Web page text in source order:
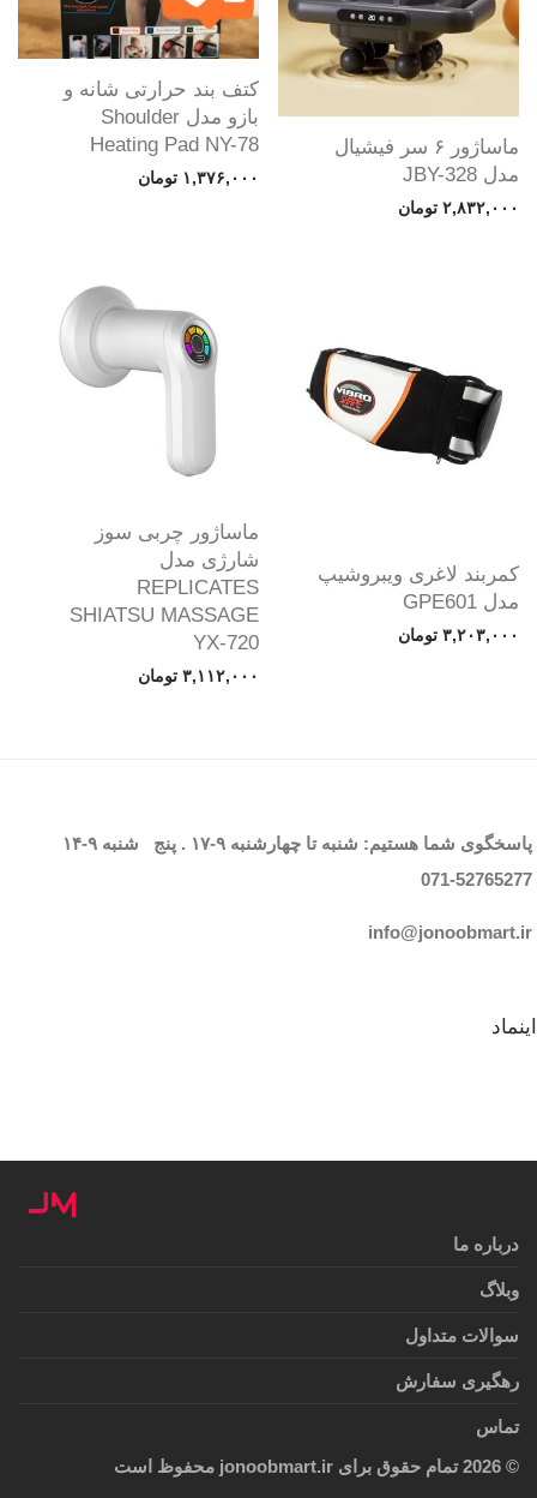
ماساژور ۶ سر فیشیال
مدل JBY-328
۲,۸۳۲,۰۰۰ تومان
کتف بند حرارتی شانه و
بازو مدل Shoulder
Heating Pad NY-78
۱,۳۷۶,۰۰۰ تومان
کمربند لاغری ویبروشیپ
مدل GPE601
۳,۲۰۳,۰۰۰ تومان
ماساژور چربی سوز
شارژی مدل
REPLICATES
SHIATSU MASSAGE
YX-720
۳,۱۱۲,۰۰۰ تومان
پاسخگوی شما هستیم: شنبه تا چهارشنبه ۹-۱۷ . پنج شنبه ۹-۱۴
071-52765277
info@jonoobmart.ir
اینماد
درباره ما
وبلاگ
سوالات متداول
رهگیری سفارش
تماس
©
2026تمام حقوق برای jonoobmart.ir محفوظ است